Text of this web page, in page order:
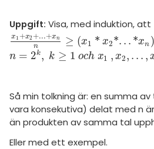
Uppgift: Visa, med induktion, att
x1 +x2+...+xn
n ≥ (x1 * x2*. . . *xn )
x1+x2+...+xnn ≥x1 x2* .* xn1n
n = 2k, k ≥ 1 och x1 , x2, . . . ,
n=2k ,k≥1 oc h 1 x2,..., xn> 0
Så min tolkning är: en summa
vara konsekutiva) delat med n
än produkten av samma tal
Eller med ett exempel.
högskolan
(mattedelen)
diskussioner
ämnen
diskussioner